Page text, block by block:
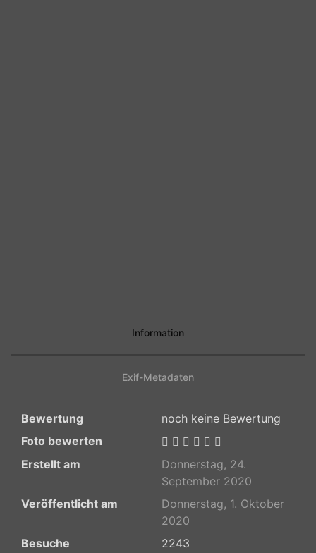
Information
Exif-Metadaten
Bewertung
noch keine Bewertung
Foto bewerten
Erstellt am
Donnerstag, 24.
September 2020
Veröffentlicht am
Donnerstag, 1. Oktober
2020
Besuche
2243